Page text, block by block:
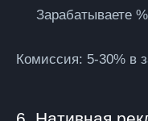
Зарабатываете
Комиссия: 5-30% в